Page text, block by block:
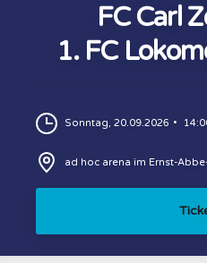
FC Carl
1. FC
Sonntag, 20.09.2026
ad hoc arena im Ernst-